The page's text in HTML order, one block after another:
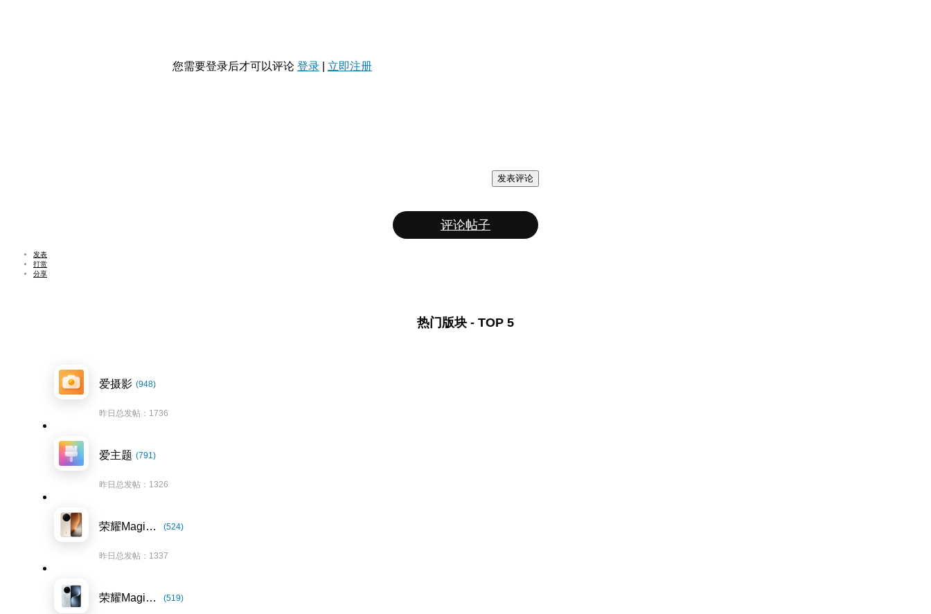
您需要登录后才可以评论 登录 立即注册
发表评论
评论帖子
发表
打赏
分享
热门版块 - TOP 5
爱摄影 (948)
昨日总发帖：1736
爱主题 (791)
昨日总发帖：1326
荣耀Magic8系列 (524)
昨日总发帖：1337
荣耀Magic7系列 (519)